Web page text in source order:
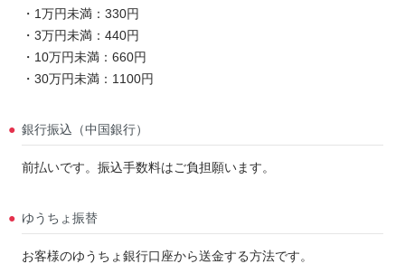
・1万円未満：330円
・3万円未満：440円
・10万円未満：660円
・30万円未満：1100円
銀行振込（中国銀行）
前払いです。振込手数料はご負担願います。
ゆうちょ振替
お客様のゆうちょ銀行口座から送金する方法です。